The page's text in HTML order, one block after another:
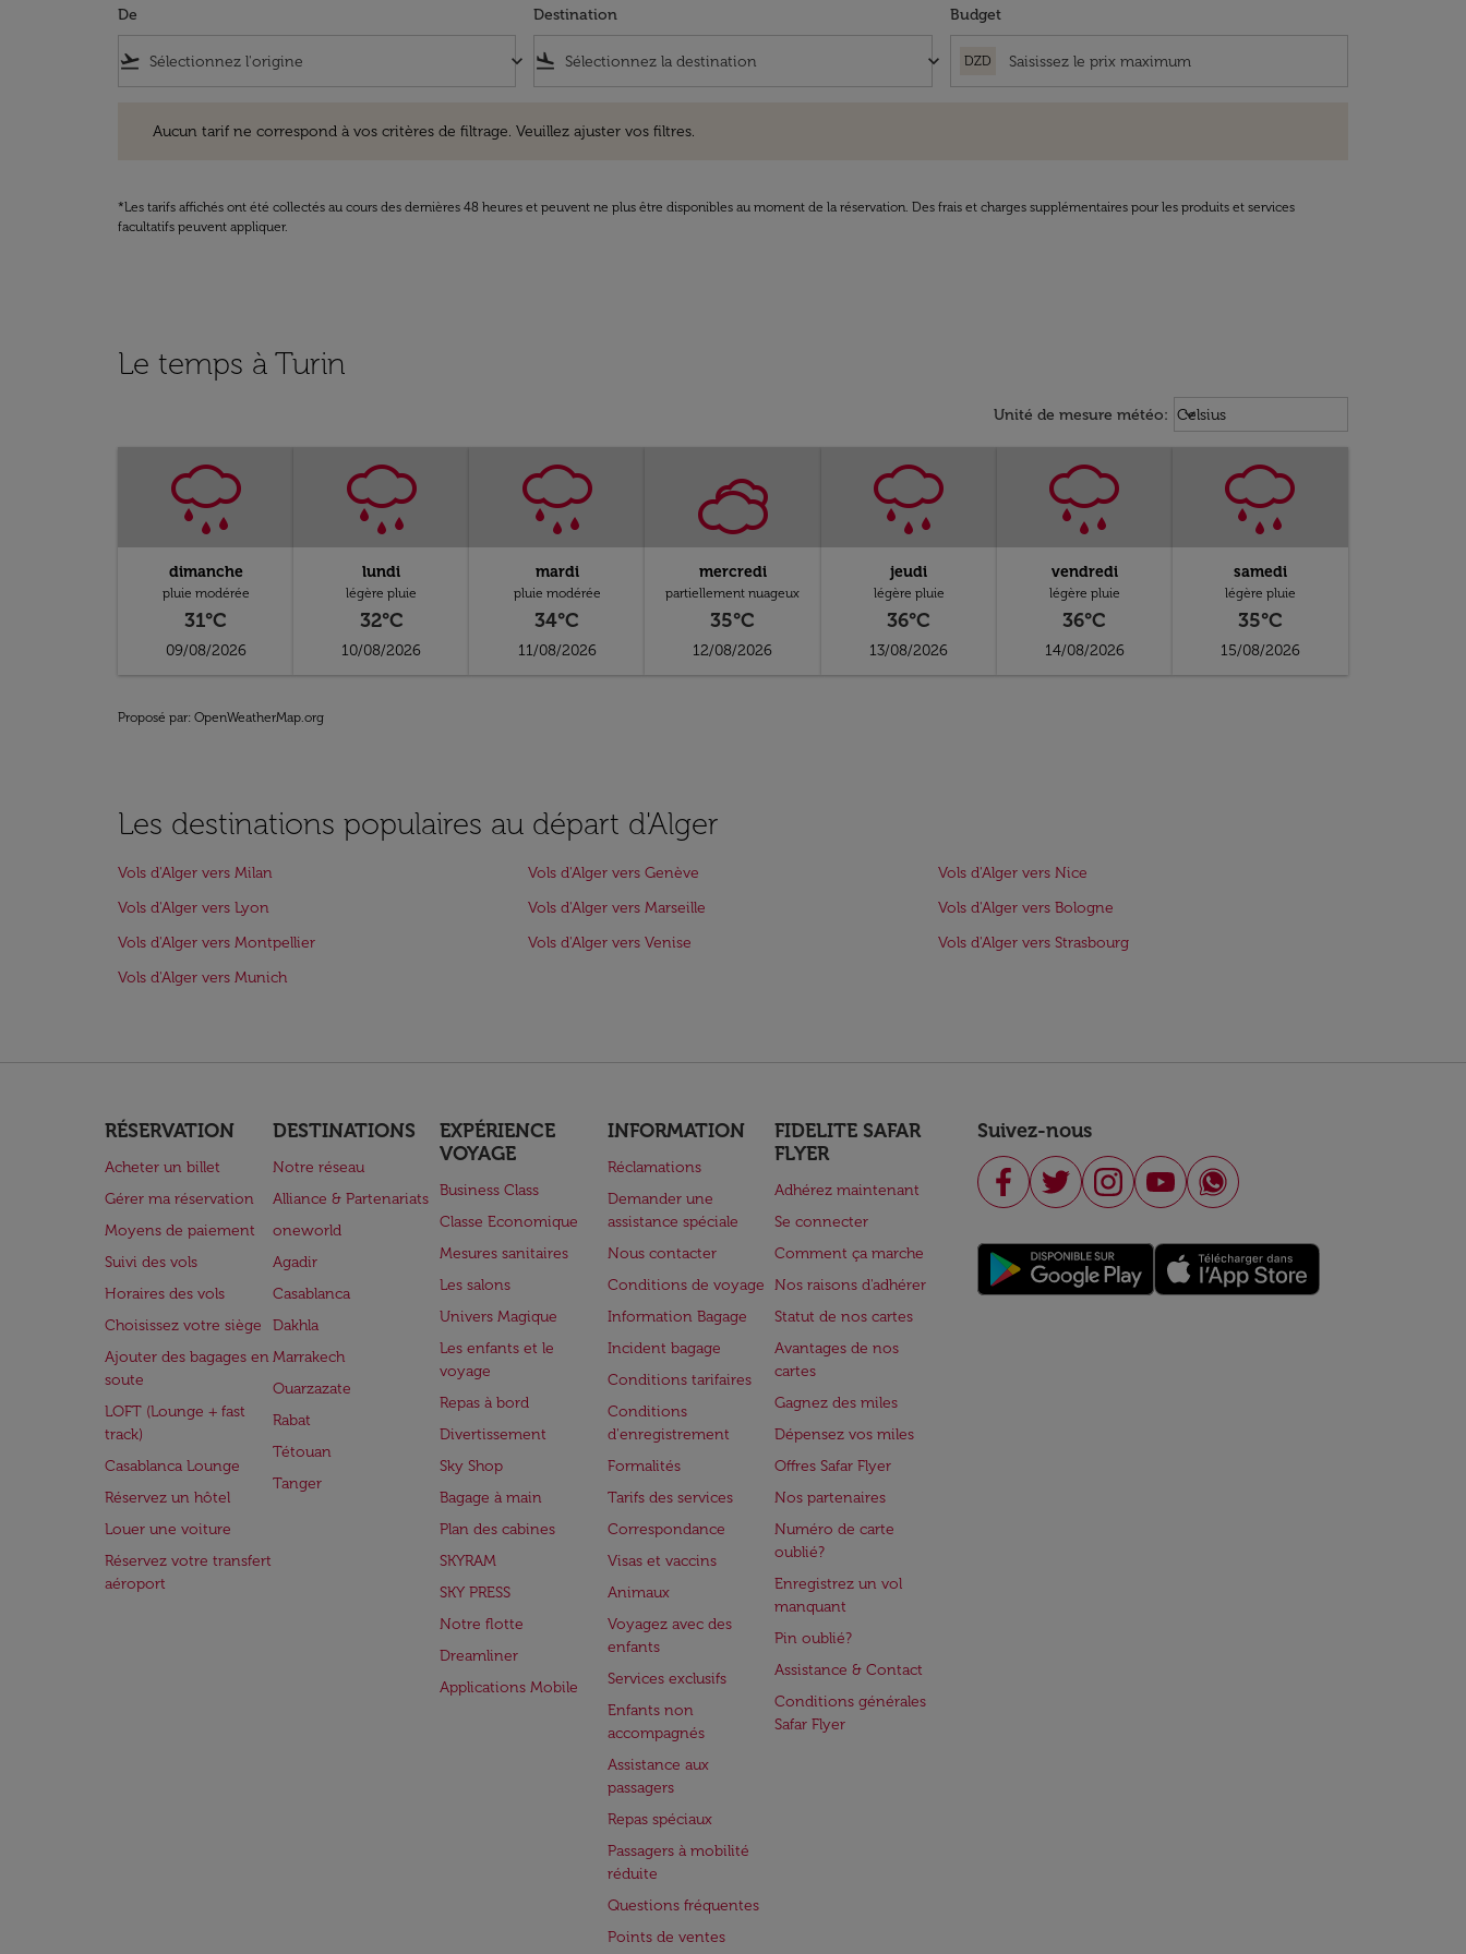
De
flight_takeoff keyboard_arrow_down
Destination
flight_land keyboard_arrow_down
Budget
DZD
Aucun tarif ne correspond à vos critères de filtrage. Veuillez ajuster vos filtres.
*Les tarifs affichés ont été collectés au cours des dernières 48 heures et peuvent ne plus être disponibles au moment de la réservation. Des frais et charges supplémentaires pour les produits et services
facultatifs peuvent appliquer.
Le temps à Turin
Unité de mesure météo: Weather unit option Celsius
Celsius
keyboard_arrow_down
dimanche
pluie modérée
31°C
09/08/2026
lundi
légère pluie
32°C
10/08/2026
mardi
pluie modérée
34°C
11/08/2026
mercredi
partiellement nuageux
35°C
12/08/2026
jeudi
légère pluie
36°C
13/08/2026
vendredi
légère pluie
36°C
14/08/2026
samedi
légère pluie
35°C
15/08/2026
Proposé par: OpenWeatherMap.org
Les destinations populaires au départ d'Alger
Vols d'Alger vers Milan Vols d'Alger vers Genève
Vols d'Alger vers Nice
Vols d'Alger vers Lyon
Vols d'Alger vers Marseille
Vols d'Alger vers Bologne
Vols d'Alger vers Montpellier
Vols d'Alger vers Venise
Vols d'Alger vers Strasbourg
Vols d'Alger vers Munich
RÉSERVATION
Acheter un billet
Gérer ma réservation
Moyens de paiement
Suivi des vols
Horaires des vols
Choisissez votre siège
Ajouter des bagages en
soute
LOFT (Lounge + fast
track)
Casablanca Lounge
Réservez un hôtel
Louer une voiture
Réservez votre transfert
aéroport
DESTINATIONS
Notre réseau
Alliance & Partenariats
oneworld
Agadir
Casablanca
Dakhla
Marrakech
Ouarzazate
Rabat
Tétouan
Tanger
EXPÉRIENCE
VOYAGE
Business Class
Classe Economique
Mesures sanitaires
Les salons
Univers Magique
Les enfants et le
voyage
Repas à bord
Divertissement
Sky Shop
Bagage à main
Plan des cabines
SKYRAM
SKY PRESS
Notre flotte
Dreamliner
Applications Mobile
INFORMATION
Réclamations
Demander une
assistance spéciale
Nous contacter
Conditions de voyage
Information Bagage
Incident bagage
Conditions tarifaires
Conditions
d'enregistrement
Formalités
Tarifs des services
Correspondance
Visas et vaccins
Animaux
Voyagez avec des
enfants
Services exclusifs
Enfants non
accompagnés
Assistance aux
passagers
Repas spéciaux
Passagers à mobilité
réduite
Questions fréquentes
Points de ventes
FIDELITE SAFAR
FLYER
Adhérez maintenant
Se connecter
Comment ça marche
Nos raisons d'adhérer
Statut de nos cartes
Avantages de nos
cartes
Gagnez des miles
Dépensez vos miles
Offres Safar Flyer
Nos partenaires
Numéro de carte
oublié?
Enregistrez un vol
manquant
Pin oublié?
Assistance & Contact
Conditions générales
Safar Flyer
Suivez-nous